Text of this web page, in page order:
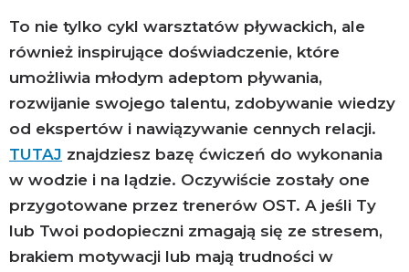
To nie tylko cykl warsztatów pływackich, ale
również inspirujące doświadczenie, które
umożliwia młodym adeptom pływania,
rozwijanie swojego talentu, zdobywanie wiedzy
od ekspertów i nawiązywanie cennych relacji.
TUTAJ znajdziesz bazę ćwiczeń do wykonania
w wodzie i na lądzie. Oczywiście zostały one
przygotowane przez trenerów OST. A jeśli Ty
lub Twoi podopieczni zmagają się ze stresem,
brakiem motywacji lub mają trudności w